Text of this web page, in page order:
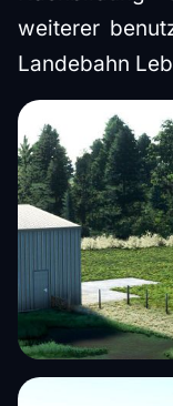
weiterer
Landebahn